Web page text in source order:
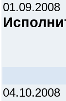
01.09.2008
04.10.2008